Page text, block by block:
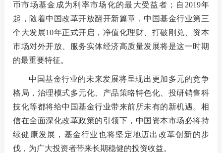
币市场基金成为利率市场化的最大受益者；自2019年
起，随着中国改革开放翻开新篇章，中国基金行业第三
个大发展10年正式开启，净值化理财、打破刚兑、资本
市场对外开放、服务实体经济高质量发展将是这一时期
的最重要特征。
中国基金行业的未来发展将呈现出更加多元的竞争
格局，治理模式多元化、产品策略特色化、投研销售科
技化等都将给中国基金行业带来前所未有的新机遇。相
信在全面深化改革政策的引领下，中国资本市场必将持
续健康发展，基金行业也将坚定地迈出改革创新的步
伐，为广大投资者带来长期稳健的投资收益。